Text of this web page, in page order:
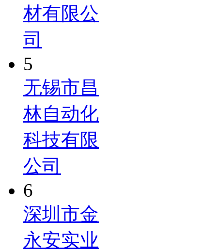
材有限公
司
5
无锡市昌
林自动化
科技有限
公司
6
深圳市金
永安实业